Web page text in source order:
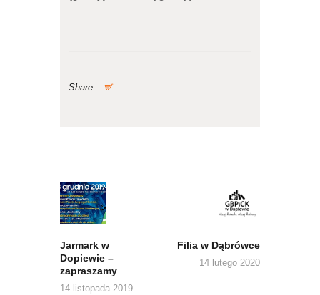
Share:
wpisu
Jarmark w
Dopiewie –
zapraszamy
14 listopada 2019
Filia w Dąbrówce
14 lutego 2020